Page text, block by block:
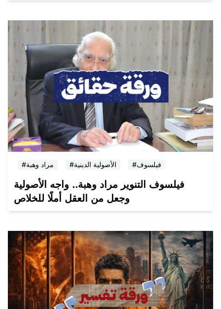
#مراد وهبة #الأصولية الدينية #فيلسوف
فيلسوف التنوير مراد وهبة.. واجه الأصولية
وجعل من العقل أملًا للخلاص